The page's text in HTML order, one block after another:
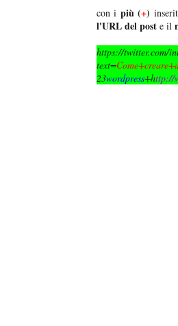
con i più (+)
l'URL del post e il
https://twitter.com/
text=
23wordpress+http://